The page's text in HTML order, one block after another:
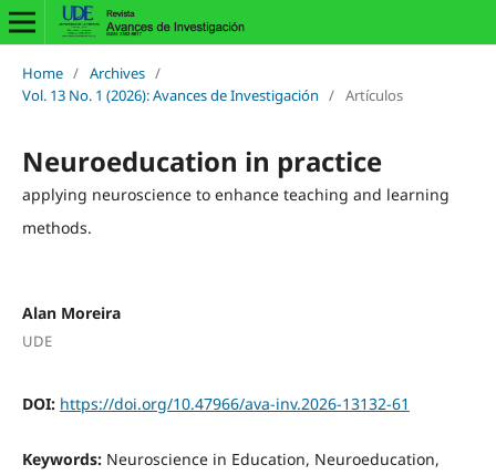
Home / Archives /
Vol. 13 No. 1 (2026): Avances de Investigación / Artículos
Neuroeducation in practice
applying neuroscience to enhance teaching and learning
methods.
Alan Moreira
UDE
DOI: https://doi.org/10.47966/ava-inv.2026-13132-61
Keywords: Neuroscience in Education, Neuroeducation,